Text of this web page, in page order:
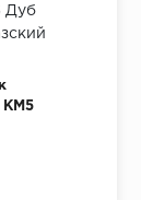
Дуб
КМ5